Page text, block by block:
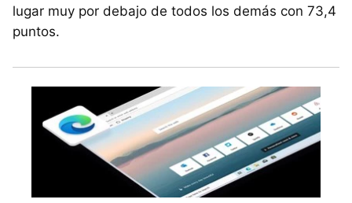
lugar muy por debajo de todos los demás con 73,4
puntos.